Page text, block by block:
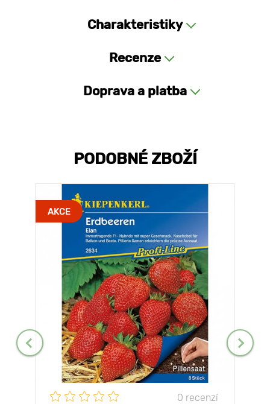
Charakteristiky
Recenze
Doprava a platba
PODOBNÉ ZBOŽÍ
AKCE
0 recenzí